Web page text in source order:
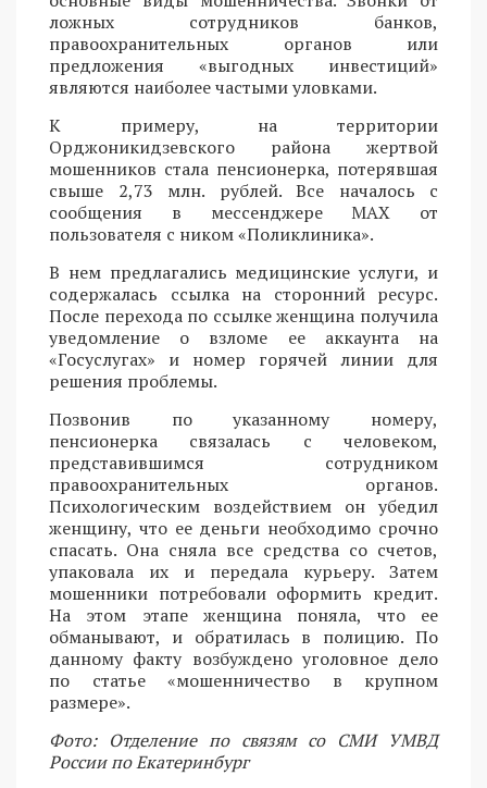
ложных сотрудников банков,
правоохранительных органов или
предложения «выгодных инвестиций»
являются наиболее частыми уловками.
К примеру, на территории
Орджоникидзевского района жертвой
мошенников стала пенсионерка, потерявшая
свыше 2,73 млн. рублей. Все началось с
сообщения в мессенджере MAX от
пользователя с ником «Поликлиника».
В нем предлагались медицинские услуги, и
содержалась ссылка на сторонний ресурс.
После перехода по ссылке женщина получила
уведомление о взломе ее аккаунта на
«Госуслугах» и номер горячей линии для
решения проблемы.
Позвонив по указанному номеру,
пенсионерка связалась с человеком,
представившимся сотрудником
правоохранительных органов.
Психологическим воздействием он убедил
женщину, что ее деньги необходимо срочно
спасать. Она сняла все средства со счетов,
упаковала их и передала курьеру. Затем
мошенники потребовали оформить кредит.
На этом этапе женщина поняла, что ее
обманывают, и обратилась в полицию. По
данному факту возбуждено уголовное дело
по статье «мошенничество в крупном
размере».
Фото: Отделение по связям со СМИ УМВД
России по Екатеринбург